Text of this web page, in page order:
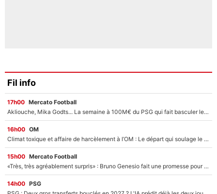
Fil info
17h00 Mercato Football
Akliouche, Mika Godts... La semaine à 100M€ du PSG qui fait basculer le mercato du PSG !
16h00 OM
Climat toxique et affaire de harcèlement à l’OM : Le départ qui soulage le vestiaire de Bruno Genesio
15h00 Mercato Football
«Très, très agréablement surpris» : Bruno Genesio fait une promesse pour la suite du mercato de l’OM et rassure les supporters
14h00 PSG